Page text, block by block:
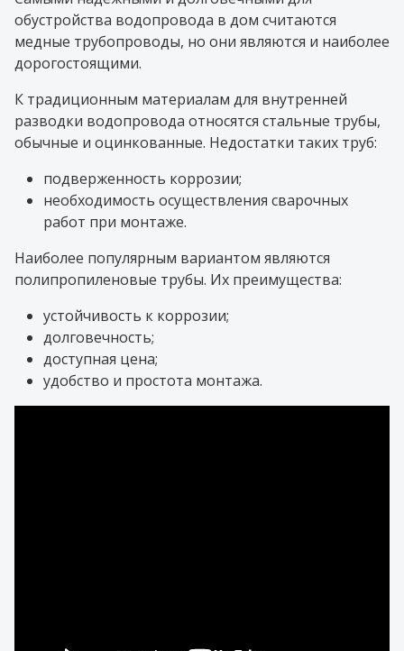
обустройства водопровода в дом считаются
медные трубопроводы, но они являются и наиболее
дорогостоящими.
К традиционным материалам для внутренней
разводки водопровода относятся стальные трубы,
обычные и оцинкованные. Недостатки таких труб:
подверженность коррозии;
необходимость осуществления сварочных
работ при монтаже.
Наиболее популярным вариантом являются
полипропиленовые трубы. Их преимущества:
устойчивость к коррозии;
долговечность;
доступная цена;
удобство и простота монтажа.